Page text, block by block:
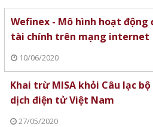
Wefinex - Mô hình hoạt
tài chính trên mạng internet
10/06/2020
Khai trừ MISA khỏi Câu lạc
dịch điện tử Việt Nam
27/05/2020